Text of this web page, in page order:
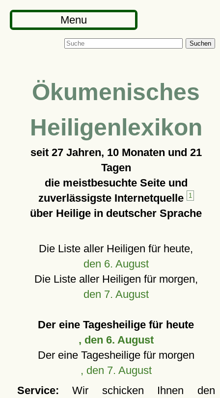
Menu
Suchen
Ökumenisches
Heiligenlexikon
seit 27 Jahren, 10 Monaten und 21
Tagen
die meistbesuchte Seite und
zuverlässigste Internetquelle
1
über Heilige in deutscher Sprache
Die Liste aller Heiligen für heute,
den 6. August
Die Liste aller Heiligen für morgen,
den 7. August
Der eine Tagesheilige für heute
, den 6. August
Der eine Tagesheilige für morgen
, den 7. August
Service: Wir schicken Ihnen den